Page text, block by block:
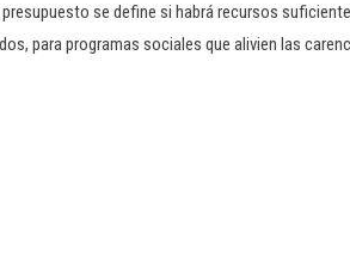
se define si habrá recursos
para programas sociales que alivien las